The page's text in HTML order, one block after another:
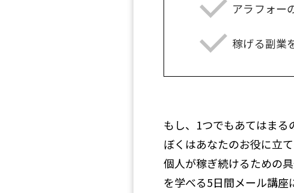
アラフォー
稼げる副業
もし、1つでもあてはまる
ぼくはあなたのお役に立
個人が稼ぎ続けるための
を学べる5日間メール講座